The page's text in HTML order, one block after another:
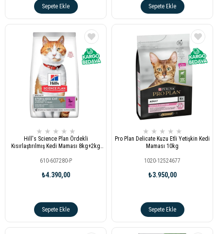
Sepete Ekle Sepete Ekle
★ ★ ★ ★ ★
Hill's Science Plan Ördekli
Kısırlaştırılmış Kedi Maması 8kg+2kg
610-607280-P
₺4.390,00
Sepete Ekle
★ ★ ★ ★ ★
Pro Plan Delicate Kuzu Etli Yetişkin Kedi
Maması 10kg
1020-12524677
₺3.950,00
Sepete Ekle